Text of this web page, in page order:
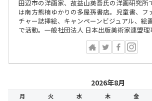
田辺市の洋画家、故益山英吾氏の洋画研究所
は南方熊楠ゆかりの多屋孫書店。児童書、フ
チャー誌挿絵、キャンペーンビジュアル、絵
で活動。一般社団法人 日本出版美術家連盟理
2026年8月
月 火 水 木 金